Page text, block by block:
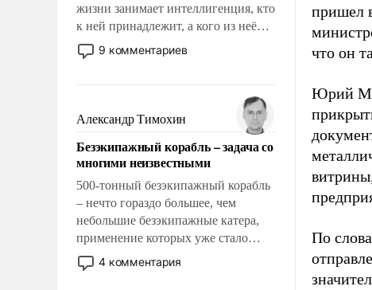
жизни занимает интеллигенция, кто
к ней принадлежит, а кого из неё
исключили с правом
восстановления и без оного. И чем
казалось, что эти вопросы решены
раз и навсегда, но – нет, не решены.
9 комментариев
Александр Тимохин
Безэкипажный корабль – задача со
многими неизвестными
500-тонный безэкипажный корабль
– нечто гораздо большее, чем
небольшие безэкипажные катера,
применение которых уже стало
обыденностью. Задача по созданию
такого корабля очень сложна и
4 комментария
пришел
что он
Юрий
По